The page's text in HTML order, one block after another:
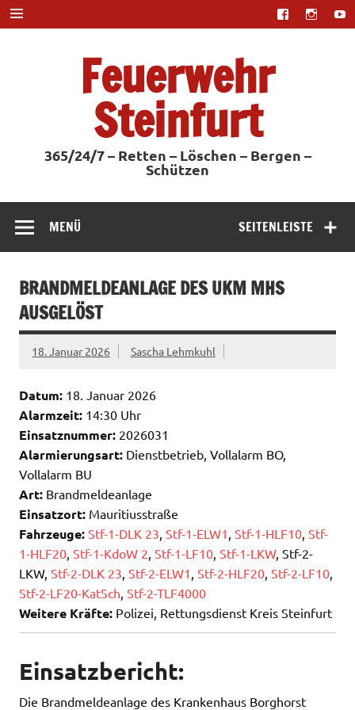
Zum
Inhalt
springen
Feuerwehr
Steinfurt
365/24/7 – Retten – Löschen – Bergen –
Schützen
SEITENLEISTE
MENÜ
BRANDMELDEANLAGE DES UKM MHS
AUSGELÖST
18. Januar 2026 Sascha Lehmkuhl
Datum: 18. Januar 2026
Alarmzeit: 14:30 Uhr
Einsatznummer: 2026031
Alarmierungsart: Dienstbetrieb, Vollalarm BO,
Vollalarm BU
Art: Brandmeldeanlage
Einsatzort: Mauritiusstraße
Fahrzeuge: Stf-1-DLK 23 Stf-1-ELW1 Stf-1-HLF10 Stf-
1-HLF20 Stf-1-KdoW 2 Stf-1-LF10 Stf-1-LKW, Stf-2-
LKW, Stf-2-DLK 23 Stf-2-ELW1 Stf-2-HLF20 Stf-2-LF10
Stf-2-LF20-KatSch Stf-2-TLF4000
Weitere Kräfte: Polizei, Rettungsdienst Kreis Steinfurt
Einsatzbericht:
Die Brandmeldeanlage des Krankenhaus Borghorst